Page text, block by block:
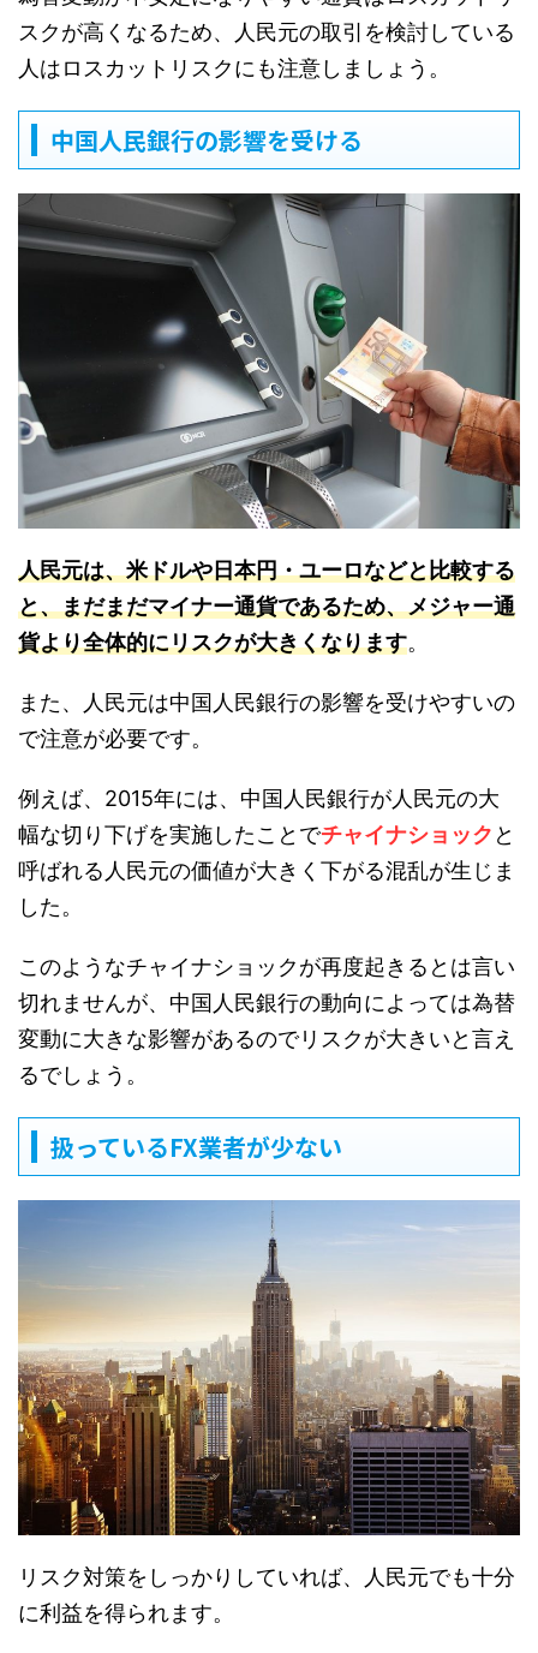
スクが高くなるため、人民元の取引を検討している
人はロスカットリスクにも注意しましょう。
中国人民銀行の影響を受ける
人民元は、米ドルや日本円・ユーロなどと比較する
と、まだまだマイナー通貨であるため、メジャー通
貨より全体的にリスクが大きくなります。
また、人民元は中国人民銀行の影響を受けやすいの
で注意が必要です。
例えば、2015年には、中国人民銀行が人民元の大
幅な切り下げを実施したことでチャイナショック と
呼ばれる人民元の価値が大きく下がる混乱が生じま
した。
このようなチャイナショックが再度起きるとは言い
切れませんが、中国人民銀行の動向によっては為替
変動に大きな影響があるのでリスクが大きいと言え
るでしょう。
扱っているFX業者が少ない
リスク対策をしっかりしていれば、人民元でも十分
に利益を得られます。